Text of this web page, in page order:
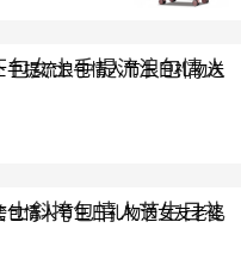
包女士手提流浪包情人
士斜挎包情人节生日礼